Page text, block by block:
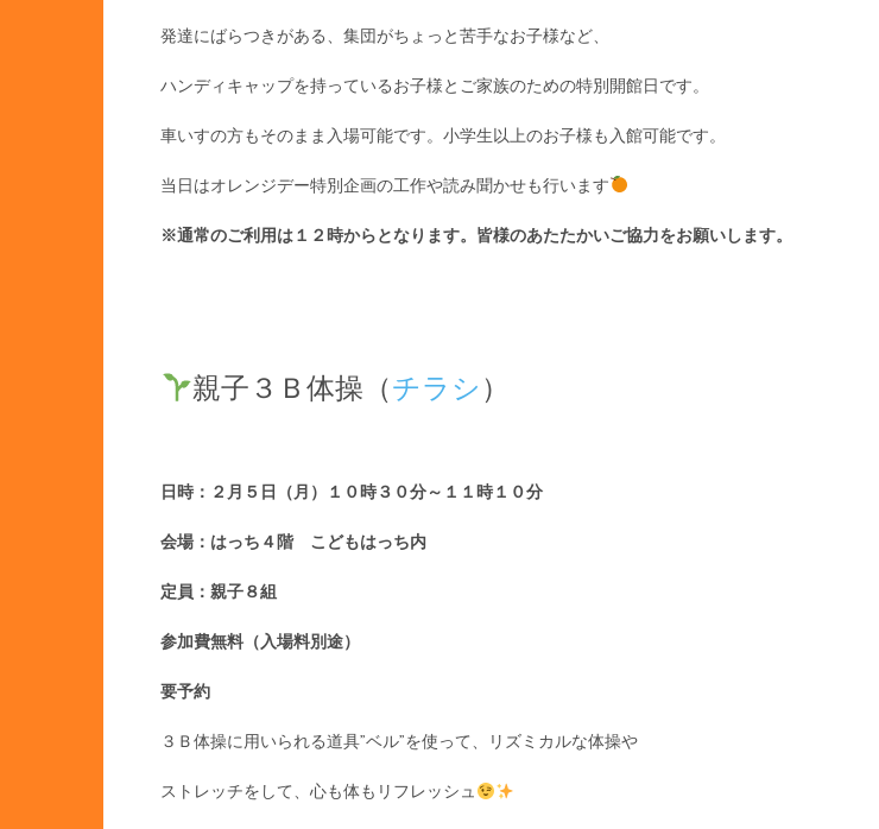
発達にばらつきがある、集団がちょっと苦手なお子様など、
ハンディキャップを持っているお子様とご家族のための特別開館日です。
車いすの方もそのまま入場可能です。小学生以上のお子様も入館可能です。
当日はオレンジデー特別企画の工作や読み聞かせも行います
※通常のご利用は１２時からとなります。皆様のあたたかいご協力をお願いします。
親子３Ｂ体操（チラシ ）
日時：２月５日（月） １０時３０分～１１時１０分
会場：はっち４階 こどもはっち内
定員：親子８組
参加費無料（入場料別途）
要予約
３Ｂ体操に用いられる道具”ベル”を使って、リズミカルな体操や
ストレッチをして、心も体もリフレッシュ